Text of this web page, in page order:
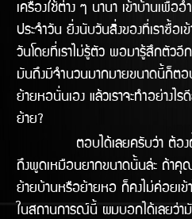
เครื่องใช้ต่าง ๆ นานา เข้าบ้านเพื่อ
ประจำวัน ยิ่งนับวันสิ่งของที่เราซื้อ
วันโดยที่เราไม่รู้ตัว พอมารู้สึกตัวอีก
มันถึงมีจำนวนมากมายขนาดนี้ก็ตอ
ย้ายหอนั่นเอง แล้วเราจะทำอย่างไร
ย้าย?
ตอบได้เลยครับว่า ต้องตั้ง
ถึงพูดเหมือนยากขนาดนั้นล่ะ ถ้าคุ
ย้ายบ้านหรือย้ายหอ ก็คงไม่ค่อยเ
ในสถานการณ์นี้ ผมบอกได้เลยว่